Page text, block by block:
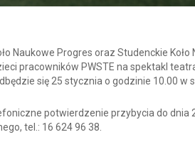
Naukowe Progres oraz Studenckie
pracowników PWSTE na spektakl
się 25 stycznia o godzinie 10.00 w
potwierdzenie przybycia do dnia
tel.: 16 624 96 38.